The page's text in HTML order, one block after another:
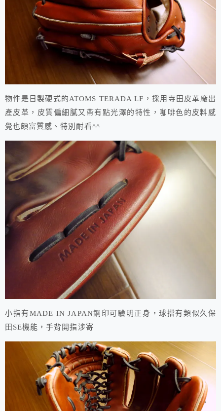
物件是日製硬式的ATOMS TERADA LF，採用寺田皮革廠出
產皮革，皮質偏細膩又帶有點光澤的特性，咖啡色的皮料感
覺也頗富質感、特別耐看^^
小指有MADE IN JAPAN鋼印可驗明正身，球擋有類似久保
田SE機能，手背開指涉寄